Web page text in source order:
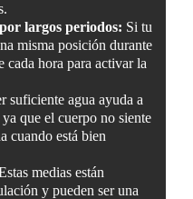
largos periodos: Si tu
misma posición durante
cada hora para activar la
suficiente agua ayuda a
que el cuerpo no siente
cuando está bien
medias están
y pueden ser una